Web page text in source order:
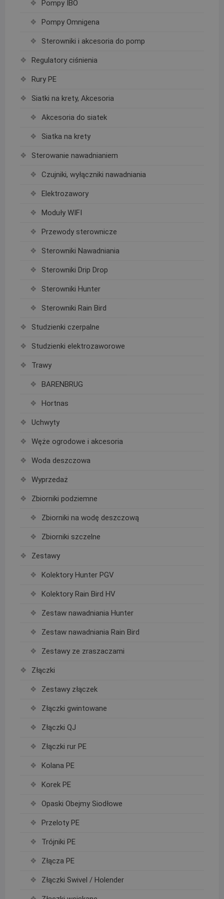
Pompy IBO
Pompy Omnigena
Sterowniki i akcesoria do pomp
Regulatory ciśnienia
Rury PE
Siatki na krety, Akcesoria
Akcesoria do siatek
Siatka na krety
Sterowanie nawadnianiem
Czujniki, wyłączniki nawadniania
Elektrozawory
Moduły WIFI
Przewody sterownicze
Sterowniki Nawadniania
Sterowniki Drip Drop
Sterowniki Hunter
Sterowniki Rain Bird
Studzienki czerpalne
Studzienki elektrozaworowe
Trawy
BARENBRUG
Hortnas
Uchwyty
Węże ogrodowe i akcesoria
Woda deszczowa
Wyprzedaż
Zbiorniki podziemne
Zbiorniki na wodę deszczową
Zbiorniki szczelne
Zestawy
Kolektory Hunter PGV
Kolektory Rain Bird HV
Zestaw nawadniania Hunter
Zestaw nawadniania Rain Bird
Zestawy ze zraszaczami
Złączki
Zestawy złączek
Złączki gwintowane
Złączki QJ
Złączki rur PE
Kolana PE
Korek PE
Opaski Obejmy Siodłowe
Przeloty PE
Trójniki PE
Złącza PE
Złączki Swivel / Holender